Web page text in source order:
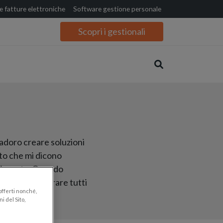
fatture elettroniche Software gestione personale
Scopri i gestionali
creare soluzioni
che mi dicono
Quando
poi amo curare tutti
nonché,
del Sito,